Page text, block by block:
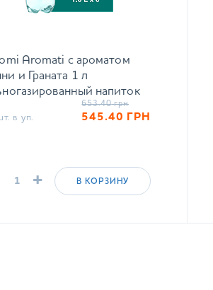
Aromati с ароматом
и Граната 1 л
напиток
в уп.
653.40 грн
545.40 ГРН
+ В КОРЗИНУ